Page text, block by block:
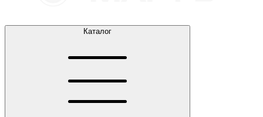
Каталог